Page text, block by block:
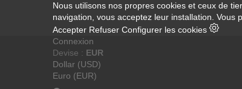
Nous utilisons nos propres cookies et ceux de
navigation, vous acceptez leur installation. Vous
Accepter Refuser Configurer les cookies
Connexion
Devise : EUR
Dollar (USD)
Euro (EUR)